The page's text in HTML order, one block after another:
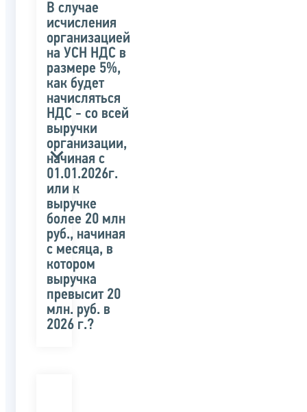
В случае
исчисления
организацией
на УСН НДС в
размере 5%,
как будет
начисляться
НДС - со всей
выручки
организации,
начиная с
01.01.2026г.
или к
выручке
более 20 млн
руб., начиная
с месяца, в
котором
выручка
превысит 20
млн. руб. в
2026 г.?